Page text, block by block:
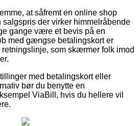
at såfremt en online shop
salgspris der virker himmelråbende
gange være et bevis på en
med gængse betalingskort er
retningslinje, som skærmer folk imod
med betalingskort eller
bør du benytte en
ViaBill, hvis du hellere vil